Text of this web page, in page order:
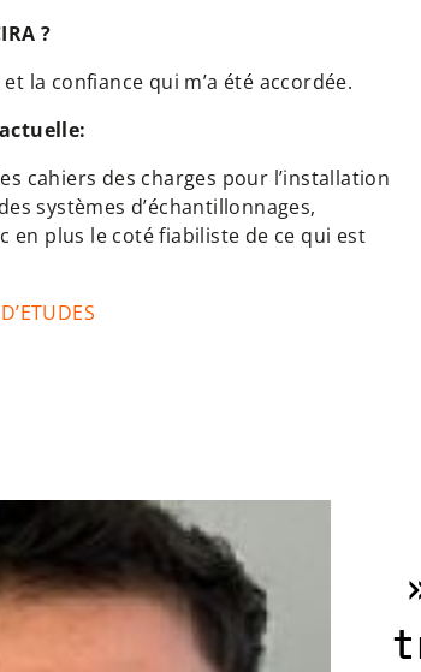
?
la confiance qui m’a été accordée.
cahiers des charges pour l’installation
systèmes d’échantillonnages,
en plus le coté fiabiliste de ce qui est